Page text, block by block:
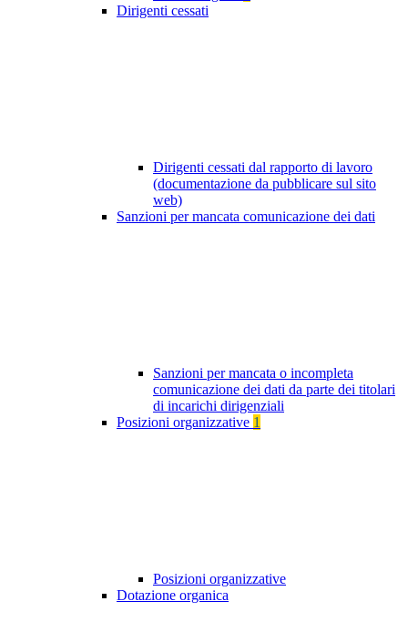
Dirigenti cessati
Dirigenti cessati dal rapporto di lavoro
(documentazione da pubblicare sul sito
web)
Sanzioni per mancata comunicazione dei dati
Sanzioni per mancata o incompleta
comunicazione dei dati da parte dei titolari
di incarichi dirigenziali
Posizioni organizzative 1
Posizioni organizzative
Dotazione organica